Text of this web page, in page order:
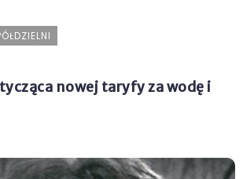
nowej taryfy za wodę i